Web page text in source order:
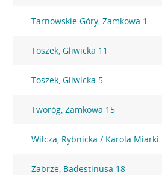
Tarnowskie Góry, Zamkowa 1
Toszek, Gliwicka 11
Toszek, Gliwicka 5
Tworóg, Zamkowa 15
Wilcza, Rybnicka / Karola Miarki
Zabrze, Badestinusa 18